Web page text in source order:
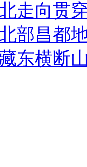
走向贯
部昌都
东横断